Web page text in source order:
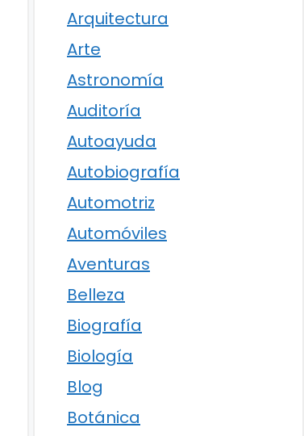
Arquitectura
Arte
Astronomía
Auditoría
Autoayuda
Autobiografía
Automotriz
Automóviles
Aventuras
Belleza
Biografía
Biología
Blog
Botánica